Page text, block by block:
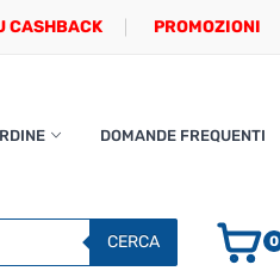
CASHBACK PROMOZIONI
DOMANDE FREQUENTI
CERCA 0